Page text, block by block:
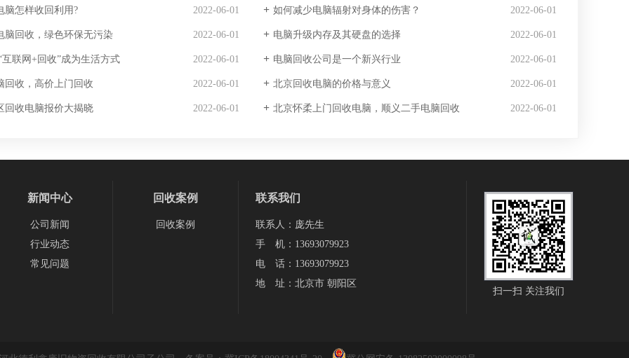
脑怎样收回利用? 2022-06-01 如何减少电脑辐射对身体的伤害？ 2022-06-01
脑回收，绿色环保无污染 2022-06-01 电脑升级内存及其硬盘的选择 2022-06-01
联网+回收”成为生活方式 2022-06-01 电脑回收公司是一个新兴行业 2022-06-01
回收，高价上门回收 2022-06-01 北京回收电脑的价格与意义 2022-06-01
回收电脑报价大揭晓 2022-06-01 北京怀柔上门回收电脑，顺义二手电脑回收 2022-06-01
新闻中心
公司新闻
行业动态
常见问题
回收案例
回收案例
联系我们
联系人：庞先生‬
手 机：13693079923
电 话：13693079923
地 址：北京市 朝阳区
扫一扫 关注我们